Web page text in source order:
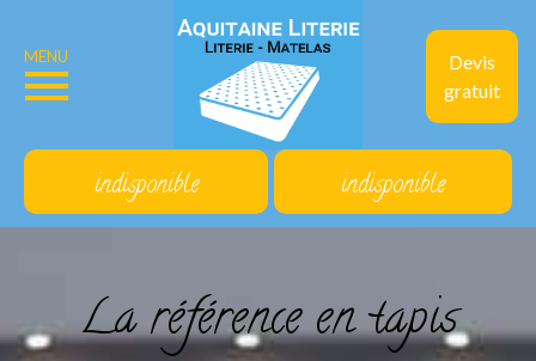
Devis
gratuit
MENU
indisponible indisponible
La référence en tapis